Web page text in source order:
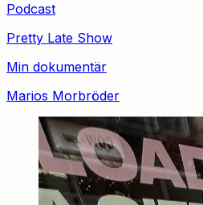
Podcast
Pretty Late Show
Min dokumentär
Marios Morbröder